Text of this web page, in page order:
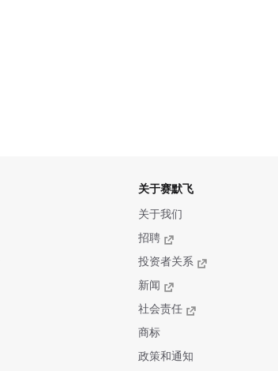
关于赛默飞
关于我们
招聘
投资者关系
新闻
社会责任
商标
政策和通知